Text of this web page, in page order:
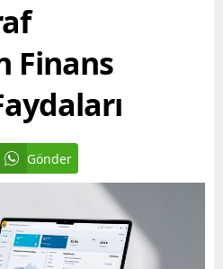
Finans
Gönder